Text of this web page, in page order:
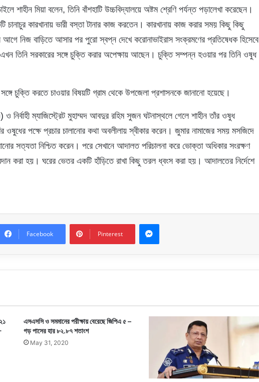
শাহীন মিয়া বলেন, তিনি বাঁশহাটি উচ্চবিদ্যালয়ে অষ্টম শ্রেণি পর্যন্ত পড়ালেখা করেছেন।
চানাচুর কারখানায় ভারী বস্তা টানার কাজ করতেন। কারখানায় কাজ করার সময় কিছু কিছু
নিজ বাড়িতে আসার পর পুরো স্বপ্ন দেখে করোনাভাইরাস সংক্রমণের প্রতিষেধক হিসেবে
তিনি সরকারের সঙ্গে চুক্তি করার অপেক্ষায় আছেন। চুক্তি সম্পন্ন হওয়ার পর তিনি ওষুধ
চুক্তি করতে চাওয়ার বিষয়টি গ্রাম থেকে উপজেলা প্রশাসনকে জানানো হয়েছে।
ও নির্বাহী ম্যাজিস্ট্রেট মুহাম্মদ আবদুর রহিম সুজন ঘটনাস্থলে গেলে শাহীন তাঁর ওষুধ
ওষুধের পক্ষে প্রচার চালানোর কথা অবলীলায় স্বীকার করেন। জুমার নামাজের সময় মসজিদে
সত্যতা নিশ্চিত করেন। পরে সেখানে আদালত পরিচালনা করে ভোক্তা অধিকার সংরক্ষণ
করা হয়। ঘরের ভেতর একটি হাঁড়িতে রাখা কিছু তরল ধ্বংস করা হয়। আদালতের নির্দেশে
Facebook Pinterest
Messenger
এসএসসি ও সমমানের পরীক্ষায় বেরেছে জিপিএ ৫ –
গড় পাসের হার ৮২.৮৭ শতাংশ
May 31, 2020